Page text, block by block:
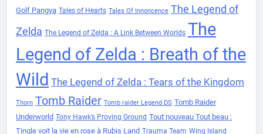
Golf Pangya Tales of Hearts Tales Of Innoncence The Legend of
Zelda The Legend of Zelda : A Link Between Worlds The
Legend of Zelda : Breath of the
Wild The Legend of Zelda : Tears of the Kingdom
Thorn Tomb Raider Tomb raider Legend DS Tomb Raider
Underworld Tony Hawk’s Proving Ground Tout nouveau Tout beau :
Tingle voit la vie en rose à Rubis Land Trauma Team Wing Island